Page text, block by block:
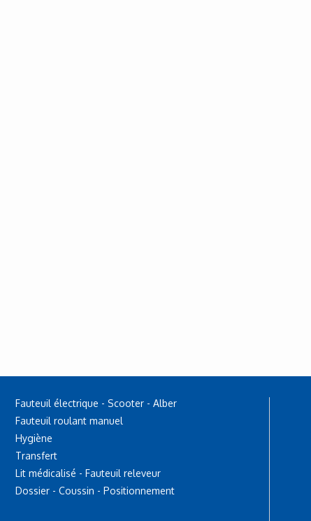
Fauteuil électrique - Scooter - Alber
Fauteuil roulant manuel
Hygiène
Transfert
Lit médicalisé - Fauteuil releveur
Dossier - Coussin - Positionnement